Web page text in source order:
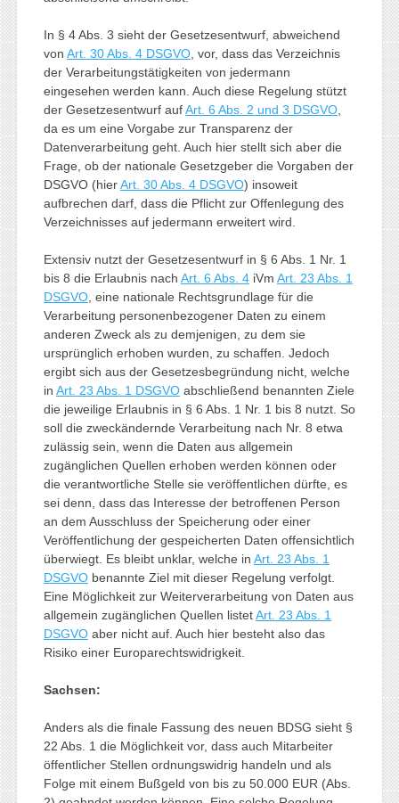
In § 4 Abs. 3 sieht der Gesetzesentwurf, abweichend
von Art. 30 Abs. 4 DSGVO, vor, dass das Verzeichnis
der Verarbeitungstätigkeiten von jedermann
eingesehen werden kann. Auch diese Regelung stützt
der Gesetzesentwurf aufArt. 6 Abs. 2 und 3 DSGVO,
da es um eine Vorgabe zur Transparenz der
Datenverarbeitung geht. Auch hier stellt sich aber die
Frage, ob der nationale Gesetzgeber die Vorgaben der
DSGVO (hierArt. 30 Abs. 4 DSGVO) insoweit
aufbrechen darf, dass die Pflicht zur Offenlegung des
Verzeichnisses auf jedermann erweitert wird.
Extensiv nutzt der Gesetzesentwurf in § 6 Abs. 1 Nr. 1
bis 8 die Erlaubnis nach Art. 6 Abs. 4iVm Art. 23 Abs. 1
DSGVO, eine nationale Rechtsgrundlage für die
Verarbeitung personenbezogener Daten zu einem
anderen Zweck als zu demjenigen, zu dem sie
ursprünglich erhoben wurden, zu schaffen. Jedoch
ergibt sich aus der Gesetzesbegründung nicht, welche
in Art. 23 Abs. 1 DSGVOabschließend benannten Ziele
die jeweilige Erlaubnis in § 6 Abs. 1 Nr. 1 bis 8 nutzt. So
soll die zweckändernde Verarbeitung nach Nr. 8 etwa
zulässig sein, wenn die Daten aus allgemein
zugänglichen Quellen erhoben werden können oder
die verantwortliche Stelle sie veröffentlichen dürfte, es
sei denn, dass das Interesse der betroffenen Person
an dem Ausschluss der Speicherung oder einer
Veröffentlichung der gespeicherten Daten offensichtlich
überwiegt. Es bleibt unklar, welche in Art. 23 Abs. 1
DSGVObenannte Ziel mit dieser Regelung verfolgt.
Eine Möglichkeit zur Weiterverarbeitung von Daten aus
allgemein zugänglichen Quellen listetArt. 23 Abs. 1
DSGVOaber nicht auf. Auch hier besteht also das
Risiko einer Europarechtswidrigkeit.
Sachsen:
Anders als die finale Fassung des neuen BDSG sieht §
22 Abs. 1 die Möglichkeit vor, dass auch Mitarbeiter
öffentlicher Stellen ordnungswidrig handeln und als
Folge mit einem Bußgeld von bis zu 50.000 EUR (Abs.